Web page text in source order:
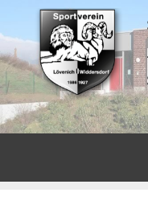
Inhalt
springen